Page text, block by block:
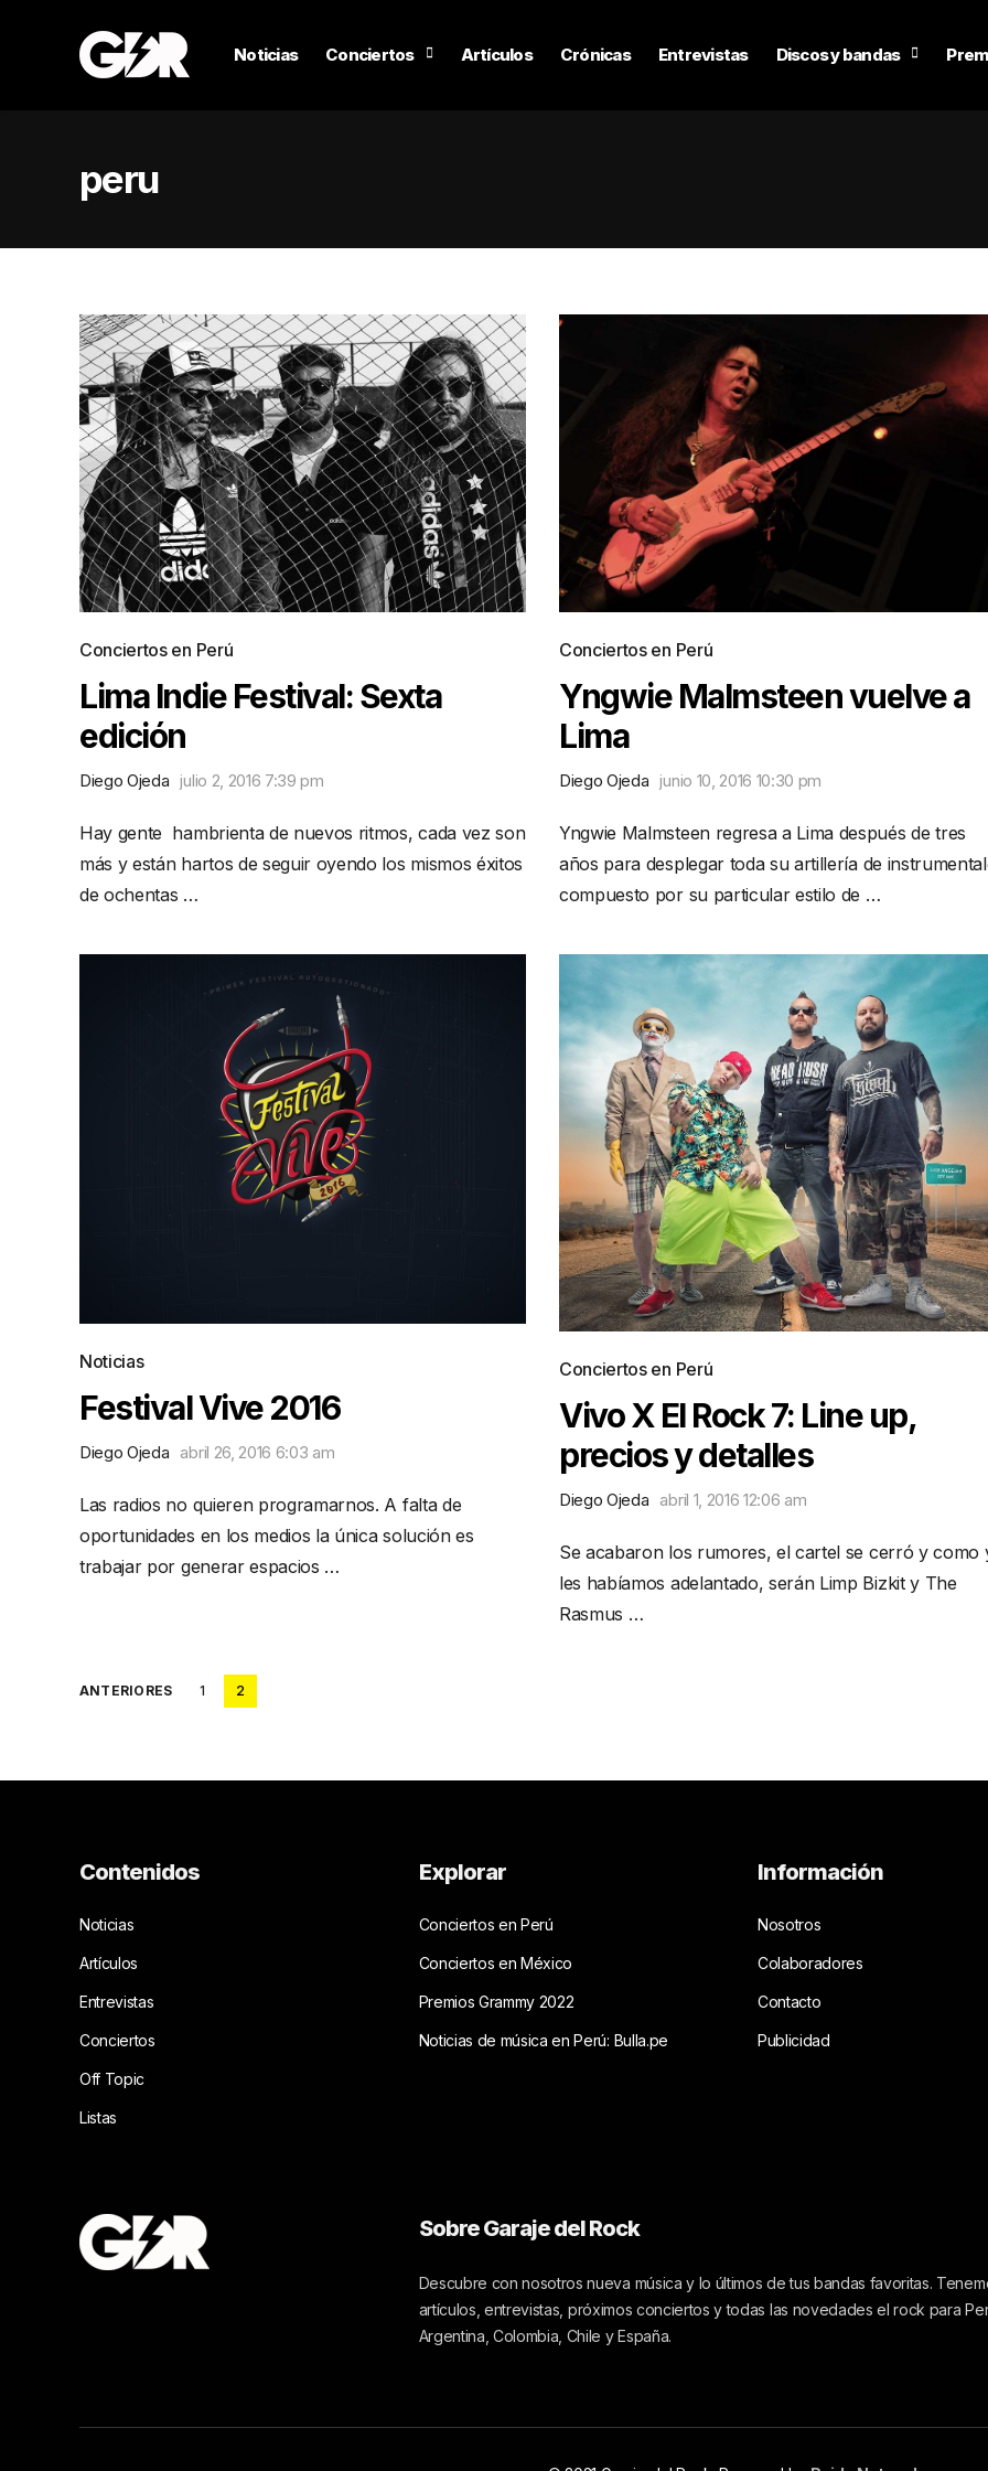
Noticias Conciertos Artículos Crónicas Entrevistas Discos y bandas
peru
Conciertos en Perú
Lima Indie Festival: Sexta
edición
Diego Ojeda julio 2, 2016 7:39 pm
Hay gente hambrienta de nuevos ritmos, cada vez son
más y están hartos de seguir oyendo los mismos éxitos
de ochentas …
Conciertos en Perú
Yngwie Malmsteen vuelve a
Lima
Diego Ojeda junio 10, 2016 10:30 pm
Yngwie Malmsteen regresa a Lima después de tres
años para desplegar toda su artillería de
compuesto por su particular estilo de …
Noticias
Festival Vive 2016
Diego Ojeda abril 26, 2016 6:03 am
Las radios no quieren programarnos. A falta de
oportunidades en los medios la única solución es
trabajar por generar espacios …
Conciertos en Perú
Vivo X El Rock 7: Line up,
precios y detalles
Diego Ojeda abril 1, 2016 12:06 am
Se acabaron los rumores, el cartel se cerró y como
les habíamos adelantado, serán Limp Bizkit y The
Rasmus …
Posts
ANTERIORES 1 2
Contenidos
Noticias
Artículos
Entrevistas
Conciertos
Off Topic
Listas
Explorar
Conciertos en Perú
Conciertos en México
Premios Grammy 2022
Noticias de música en Perú: Bulla.pe
Información
Nosotros
Colaboradores
Contacto
Publicidad
Sobre Garaje del Rock
Descubre con nosotros nueva música y lo últimos de tus bandas favoritas.
artículos, entrevistas, próximos conciertos y todas las novedades el rock para
Argentina, Colombia, Chile y España.